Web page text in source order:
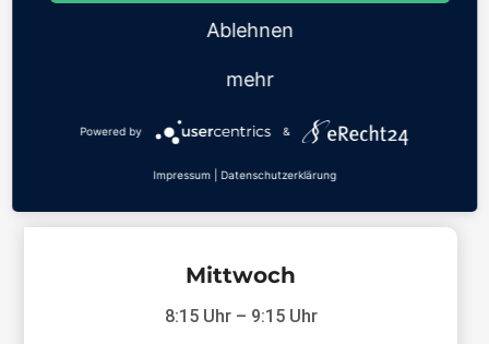
Herz-Kreislauf-System stärken
Stundenplan
Mittwoch
8:15 Uhr – 9:15 Uhr
Ablehnen
mehr
Powered by &
Impressum Datenschutzerklärung